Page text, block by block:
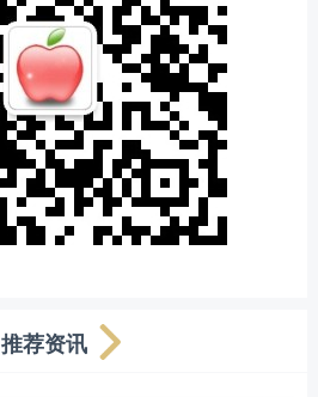
推荐资讯